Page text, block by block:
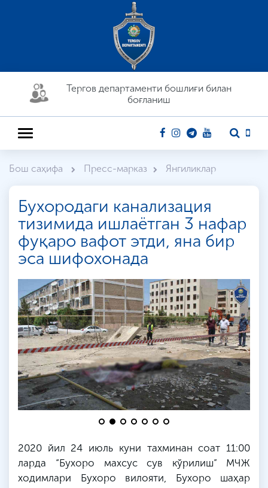
Тергов департaменти бошлиғи билан
боғланиш
Бош саҳифа Пресс-марказ Янгиликлар
Бухородаги канализация
тизимида ишлаётган 3 нафар
фуқаро вафот этди, яна бир
эса шифохонада
2020 йил 24 июль куни тахминан соат 11:00
ларда “Бухоро махсус сув кўрилиш” МЧЖ
ходимлари Бухоро вилояти, Бухоро шаҳар